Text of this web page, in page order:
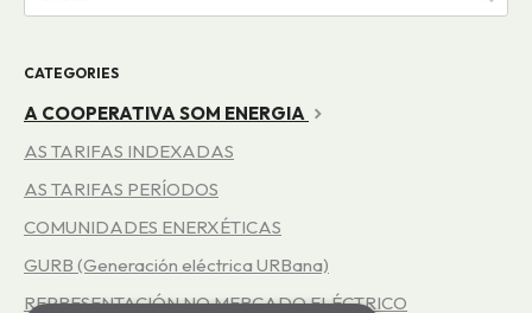
CATEGORIES
A COOPERATIVA SOM ENERGIA
AS TARIFAS INDEXADAS
AS TARIFAS PERÍODOS
COMUNIDADES ENERXÉTICAS
GURB (Generación eléctrica URBana)
REPRESENTACIÓN NO MERCADO ELÉCTRICO